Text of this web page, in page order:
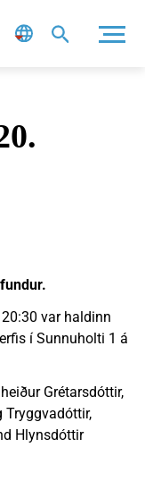
var haldinn
í Sunnuholti 1 á
Grétarsdóttir,
Tryggvadóttir,
Hlynsdóttir